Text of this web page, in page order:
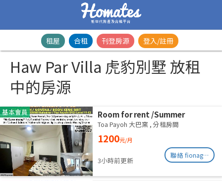
新世代房產及合租平台
租屋 合租 刊登房源 登入/註冊
Haw Par Villa 虎豹別墅 放租
中的房源
基本會員
Room for rent /Summer
Green/Common room/1
pax/Available Immediately
Toa Payoh 大巴窯 , 分租房間
1200元/月
3小時前更新
聯絡 fionag@transinex.com.sg